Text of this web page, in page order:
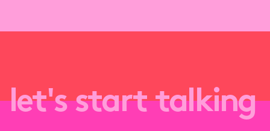
let's start talking